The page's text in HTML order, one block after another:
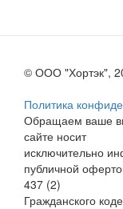
© ООО "Хортэк",
Политика
Обращаем ваше
сайте носит
исключительно
публичной
437 (2)
Гражданского